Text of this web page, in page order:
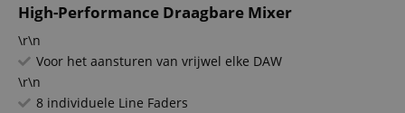
High-Performance Draagbare Mixer
\r\n
Voor het aansturen van vrijwel elke DAW
\r\n
8 individuele Line Faders